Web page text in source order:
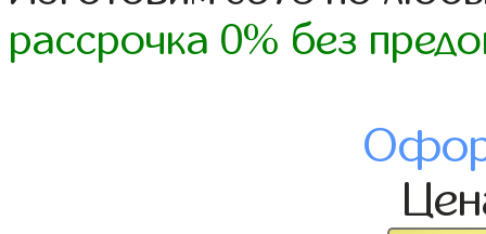
рассрочка 0% без